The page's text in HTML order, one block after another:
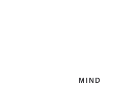
MIND